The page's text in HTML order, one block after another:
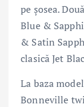
pe șosea.
Blue &
& Satin
clasică Jet
La baza
Bonneville